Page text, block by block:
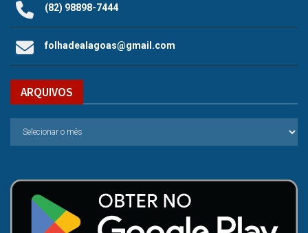
(82) 98898-7444
folhadealagoas@gmail.com
ARQUIVOS